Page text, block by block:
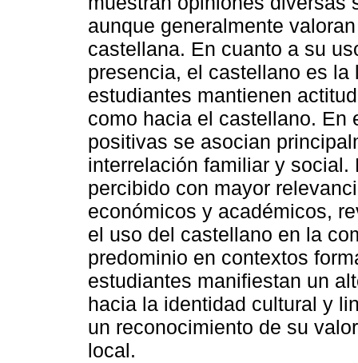
aunque generalmente
castellana. En cuanto a su
presencia, el castellano es
estudiantes mantienen
como hacia el castellano. En
positivas se asocian
interrelación familiar y
percibido con mayor
económicos y académicos,
el uso del castellano en la
predominio en contextos
estudiantes manifiestan un
hacia la identidad cultural y
un reconocimiento de su
local.